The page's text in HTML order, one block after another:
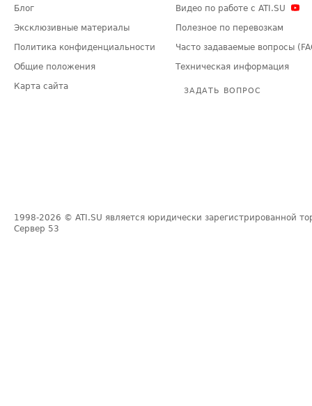
Блог
Эксклюзивные материалы
Политика конфиденциальности
Общие положения
Карта сайта
Видео по работе с ATI.SU
Полезное по перевозкам
Часто задаваемые вопросы
Техническая информация
ЗАДАТЬ ВОПРОС
1998-2026 © ATI.SU является юридически зарегистрированной
Сервер 53